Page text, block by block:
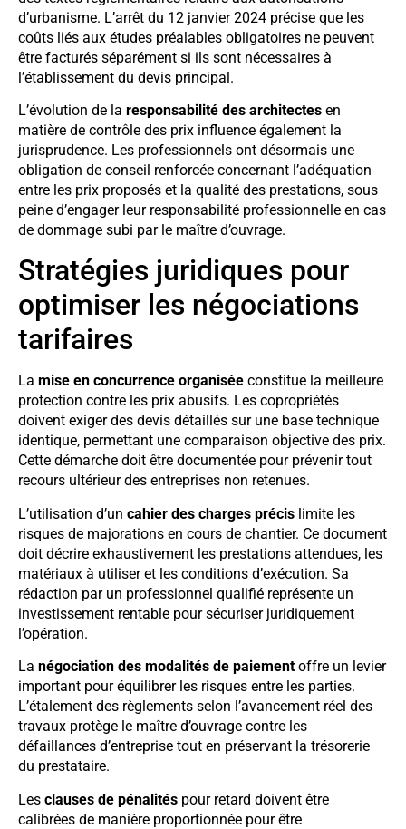
d’urbanisme. L’arrêt du 12 janvier 2024 précise que les
coûts liés aux études préalables obligatoires ne peuvent
être facturés séparément si ils sont nécessaires à
l’établissement du devis principal.
L’évolution de la responsabilité des architectes en
matière de contrôle des prix influence également la
jurisprudence. Les professionnels ont désormais une
obligation de conseil renforcée concernant l’adéquation
entre les prix proposés et la qualité des prestations, sous
peine d’engager leur responsabilité professionnelle en cas
de dommage subi par le maître d’ouvrage.
Stratégies juridiques pour
optimiser les négociations
tarifaires
La mise en concurrence organisée constitue la meilleure
protection contre les prix abusifs. Les copropriétés
doivent exiger des devis détaillés sur une base technique
identique, permettant une comparaison objective des prix.
Cette démarche doit être documentée pour prévenir tout
recours ultérieur des entreprises non retenues.
L’utilisation d’un cahier des charges précis limite les
risques de majorations en cours de chantier. Ce document
doit décrire exhaustivement les prestations attendues, les
matériaux à utiliser et les conditions d’exécution. Sa
rédaction par un professionnel qualifié représente un
investissement rentable pour sécuriser juridiquement
l’opération.
La négociation des modalités de paiement offre un levier
important pour équilibrer les risques entre les parties.
L’étalement des règlements selon l’avancement réel des
travaux protège le maître d’ouvrage contre les
défaillances d’entreprise tout en préservant la trésorerie
du prestataire.
Les clauses de pénalités pour retard doivent être
calibrées de manière proportionnée pour être